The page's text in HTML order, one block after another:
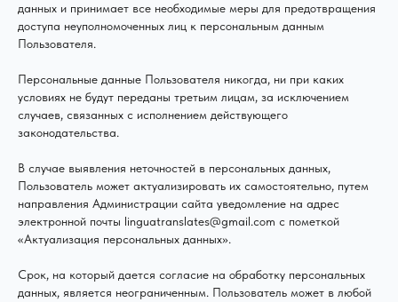
данных и принимает все необходимые меры для предотвращения
доступа неуполномоченных лиц к персональным данным
Пользователя.
Персональные данные Пользователя никогда, ни при каких
условиях не будут переданы третьим лицам, за исключением
случаев, связанных с исполнением действующего
законодательства.
В случае выявления неточностей в персональных данных,
Пользователь может актуализировать их самостоятельно, путем
направления Администрации сайта уведомление на адрес
электронной почты linguatranslates@gmail.com с пометкой
«Актуализация персональных данных».
Срок, на который дается согласие на обработку персональных
данных, является неограниченным. Пользователь может в любой